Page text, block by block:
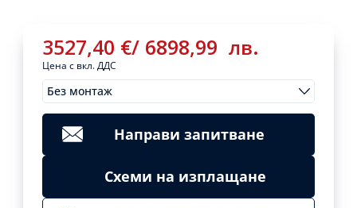
3527,40 €/ 6898,99 лв.
Цена с вкл. ДДС
Без монтаж
МонтажиClear
3527,40€/
6898,99
лв.Направи запитване
Схеми на изплащане